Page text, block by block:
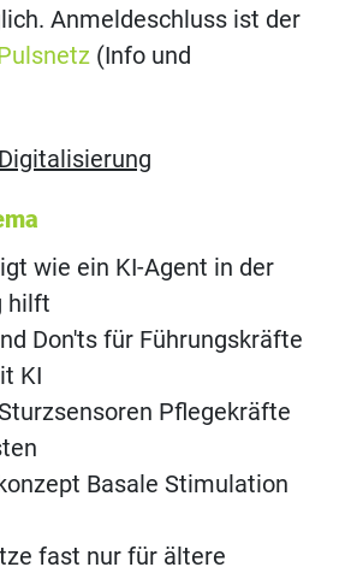
Anmeldeschluss ist der
(Info und
Digitalisierung
wie ein KI-Agent in der
hilft
Don'ts für Führungskräfte
KI
Pflegekräfte
Basale Stimulation
fast nur für ältere